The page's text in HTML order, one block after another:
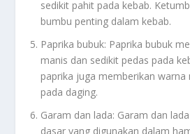
sedikit pahit pada kebab.
bumbu penting dalam kebab.
Paprika bubuk: Paprika bubuk
manis dan sedikit pedas pada
paprika juga memberikan
pada daging.
Garam dan lada: Garam dan
dasar yang digunakan dalam